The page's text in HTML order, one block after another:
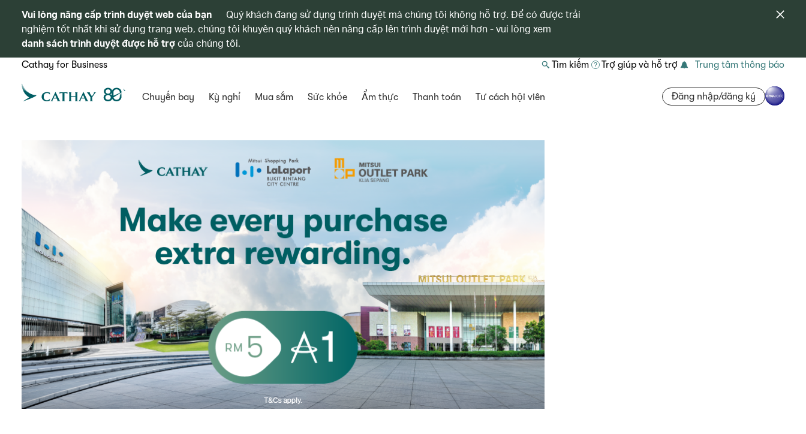
Vui lòng nâng cấp trình duyệt web của bạn
Quý khách đang sử dụng trình duyệt mà chúng tôi không hỗ trợ. Để có được trải
nghiệm tốt nhất khi sử dụng trang web, chúng tôi khuyên quý khách nên nâng cấp lên trình duyệt mới hơn - vui lòng xem
danh sách trình duyệt được hỗ trợcủa chúng tôi.
Cathay for Business Tìm kiếm Trợ giúp và hỗ trợ Trung tâm thông báo
Chuyến bay Kỳ nghỉ Mua sắm Sức khỏe Ẩm thực Thanh toán Tư cách hội viên Đăng nhập/đăng ký